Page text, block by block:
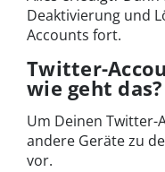
Deaktivierung und
Accounts fort.
Twitter-
wie geht das?
Um Deinen Twitter-
andere Geräte zu
vor.